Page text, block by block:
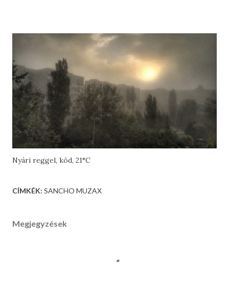
Nyári reggel, köd, 21°C
CÍMKÉK: SANCHO MUZAX
Megjegyzések